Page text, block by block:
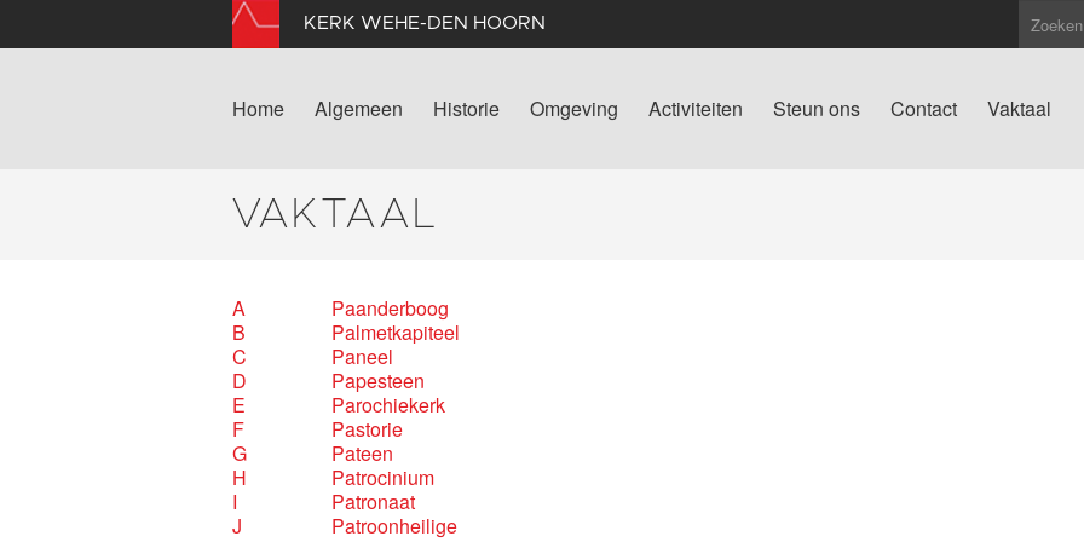
KERK WEHE-DEN HOORN
Home Algemeen Historie Omgeving Activiteiten Steun ons Contact Vaktaal
VAKTAAL
A
B
C
D
E
F
G
H
I
J
Paanderboog
Palmetkapiteel
Paneel
Papesteen
Parochiekerk
Pastorie
Pateen
Patrocinium
Patronaat
Patroonheilige